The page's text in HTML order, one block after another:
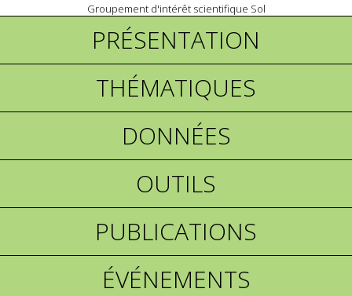
Groupement d'intérêt scientifique Sol
PRÉSENTATION
THÉMATIQUES
DONNÉES
OUTILS
PUBLICATIONS
ÉVÉNEMENTS